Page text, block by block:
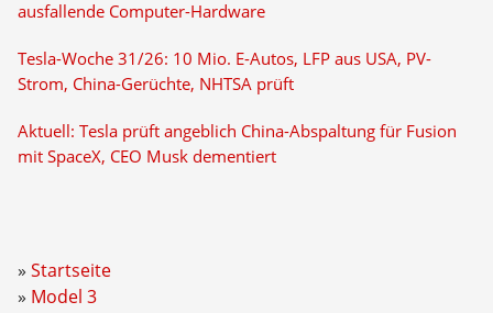
ausfallende Computer-Hardware
Tesla-Woche 31/26: 10 Mio. E-Autos, LFP aus USA, PV-
Strom, China-Gerüchte, NHTSA prüft
Aktuell: Tesla prüft angeblich China-Abspaltung für Fusion
mit SpaceX, CEO Musk dementiert
Startseite
Model 3